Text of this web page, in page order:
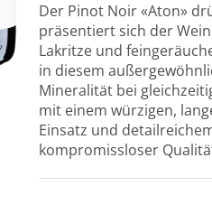
Der Pinot Noir «Aton»
präsentiert sich der
Lakritze und
in diesem
Mineralität bei
mit einem würzigen,
Einsatz und
kompromissloser